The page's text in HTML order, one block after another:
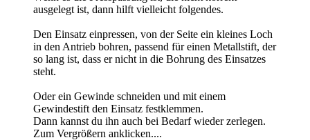
ausgelegt ist, dann hilft vielleicht folgendes.
Den Einsatz einpressen, von der Seite ein kleines Loch
in den Antrieb bohren, passend für einen Metallstift, der
so lang ist, dass er nicht in die Bohrung des Einsatzes
steht.
Oder ein Gewinde schneiden und mit einem
Gewindestift den Einsatz festklemmen.
Dann kannst du ihn auch bei Bedarf wieder zerlegen.
Zum Vergrößern anklicken....